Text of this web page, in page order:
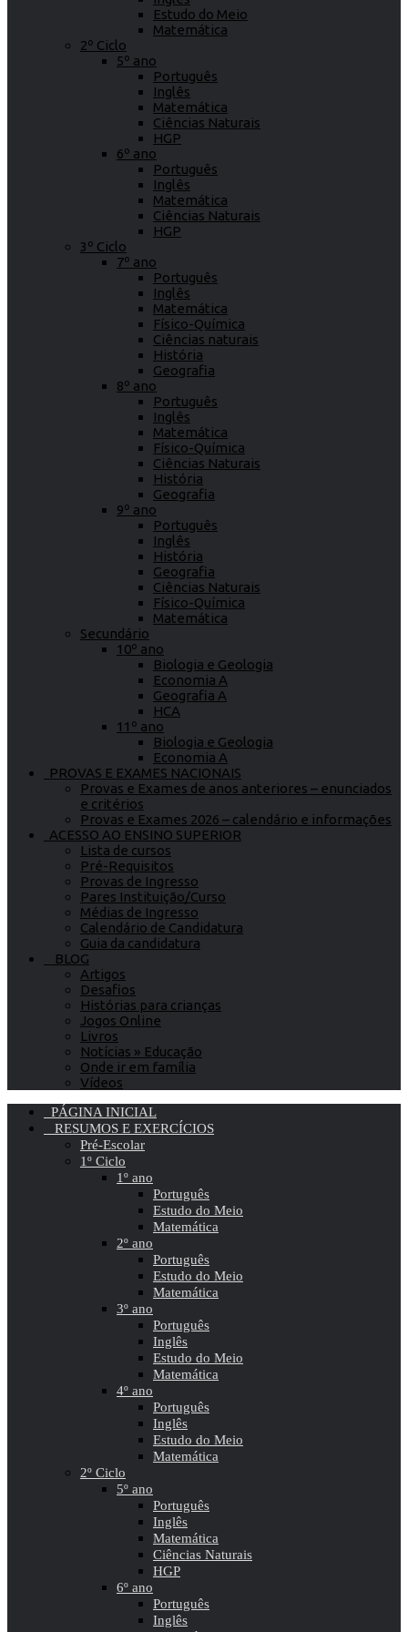
Estudo do Meio
Matemática
2º Ciclo
5º ano
Português
Inglês
Matemática
Ciências Naturais
HGP
6º ano
Português
Inglês
Matemática
Ciências Naturais
HGP
3º Ciclo
7º ano
Português
Inglês
Matemática
Físico-Química
Ciências naturais
História
Geografia
8º ano
Português
Inglês
Matemática
Físico-Química
Ciências Naturais
História
Geografia
9º ano
Português
Inglês
História
Geografia
Ciências Naturais
Físico-Química
Matemática
Secundário
10º ano
Biologia e Geologia
Economia A
Geografia A
HCA
11º ano
Biologia e Geologia
Economia A
PROVAS E EXAMES NACIONAIS
Provas e Exames de anos anteriores – enunciados
e critérios
Provas e Exames 2026 – calendário e informações
ACESSO AO ENSINO SUPERIOR
Lista de cursos
Pré-Requisitos
Provas de Ingresso
Pares Instituição/Curso
Médias de Ingresso
Calendário de Candidatura
Guia da candidatura
BLOG
Artigos
Desafios
Histórias para crianças
Jogos Online
Livros
Notícias » Educação
Onde ir em família
Vídeos
PÁGINA INICIAL
RESUMOS E EXERCÍCIOS
Pré-Escolar
1º Ciclo
1º ano
Português
Estudo do Meio
Matemática
2º ano
Português
Estudo do Meio
Matemática
3º ano
Português
Inglês
Estudo do Meio
Matemática
4º ano
Português
Inglês
Estudo do Meio
Matemática
2º Ciclo
5º ano
Português
Inglês
Matemática
Ciências Naturais
HGP
6º ano
Português
Inglês